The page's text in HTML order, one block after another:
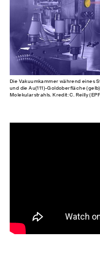
Die Vakuumkammer während eines
und die Au(111)-Goldoberfläche
Molekularstrahls. Kredit: C. Reilly